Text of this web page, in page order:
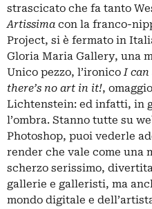
strascicato che fa tanto
Artissima con la franco-
Project, si è fermato in
Gloria Maria Gallery, una
Unico pezzo, l’ironicoI can
there’s no art in it!,
Lichtenstein: ed infatti, in
l’ombra. Stanno tutte su
Photoshop, puoi vederle
render che vale come una
scherzo serissimo,
gallerie e galleristi, ma
mondo digitale e